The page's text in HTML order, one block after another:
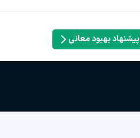
پیشنهاد بهبود معانی